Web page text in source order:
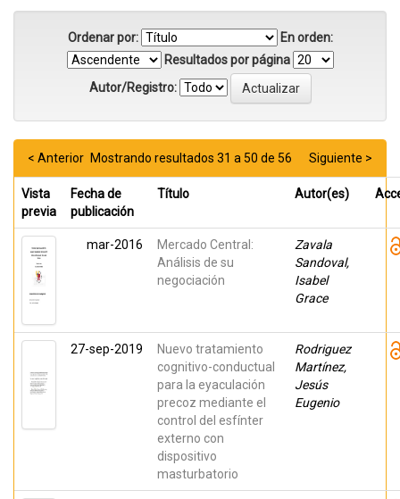
Ordenar por:
En orden:
Resultados por página
Autor/Registro:
Mostrando resultados 31 a 50 de 56
< Anterior Siguiente >
Vista
previa
Fecha de
publicación
Título Autor(es)
mar-2016
Mercado Central:
Análisis de su
negociación
Zavala
Sandoval,
Isabel
Grace
27-sep-2019
Nuevo tratamiento
cognitivo-conductual
para la eyaculación
precoz mediante el
control del esfínter
externo con
dispositivo
masturbatorio
Rodriguez
Martínez,
Jesús
Eugenio